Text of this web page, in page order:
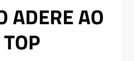
ADERE AO